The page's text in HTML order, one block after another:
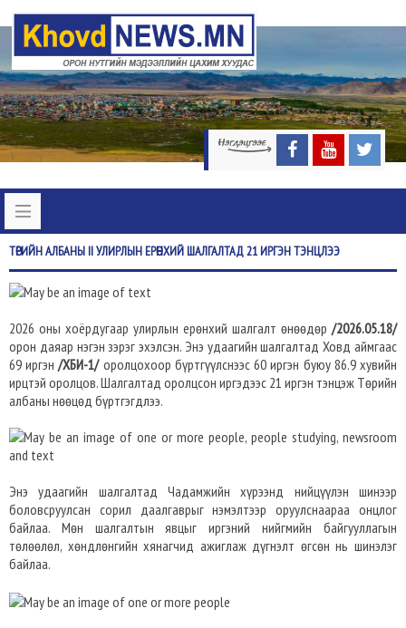
ТӨРИЙНАЛБАНЫ II УЛИРЛЫН ЕРӨНХИЙ ШАЛГАЛТАД 21 ИРГЭН ТЭНЦЛЭЭ
2026 оны хоёрдугаар улирлын ерөнхий шалгалт өнөөдөр /2026.05.18/
орон даяар нэгэн зэрэг эхэлсэн. Энэ удаагийн шалгалтад Ховд аймгаас
69 иргэн/ХБИ-1/оролцохоор бүртгүүлснээс 60 иргэн буюу 86.9 хувийн
ирцтэй оролцов. Шалгалтад оролцсон иргэдээс 21 иргэн тэнцэж Төрийн
албаны нөөцөд бүртгэгдлээ.
Энэ удаагийн шалгалтад Чадамжийн хүрээнд нийцүүлэн шинээр
боловсруулсан сорил даалгаврыг нэмэлтээр оруулснаараа онцлог
байлаа. Мөн шалгалтын явцыг иргэний нийгмийн байгууллагын
төлөөлөл, хөндлөнгийн хянагчид ажиглаж дүгнэлт өгсөн нь шинэлэг
байлаа.